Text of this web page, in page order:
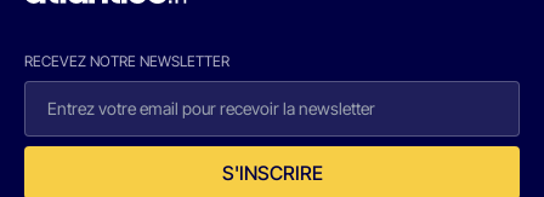
RECEVEZ NOTRE NEWSLETTER
S'INSCRIRE